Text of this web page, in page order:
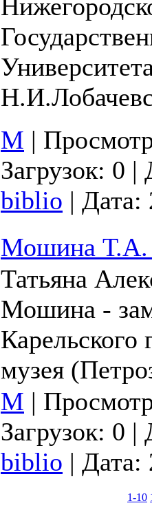
М |
Загрузок: 0 |
biblio | Дата:
Мошина Т.А.
Татьяна
Мошина -
Карельского
музея
М |
Загрузок: 0 |
biblio | Дата:
1-10